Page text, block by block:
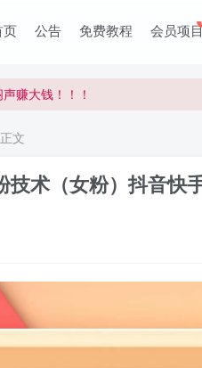
页 公告 免费教程 会员项
赚大钱！！！
赚大钱！！！
正文
技术（女粉）抖音快